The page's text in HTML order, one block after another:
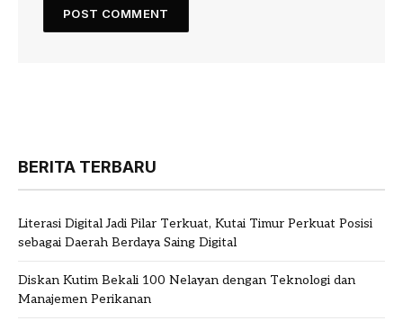
BERITA TERBARU
Literasi Digital Jadi Pilar Terkuat, Kutai Timur Perkuat Posisi
sebagai Daerah Berdaya Saing Digital
Diskan Kutim Bekali 100 Nelayan dengan Teknologi dan
Manajemen Perikanan